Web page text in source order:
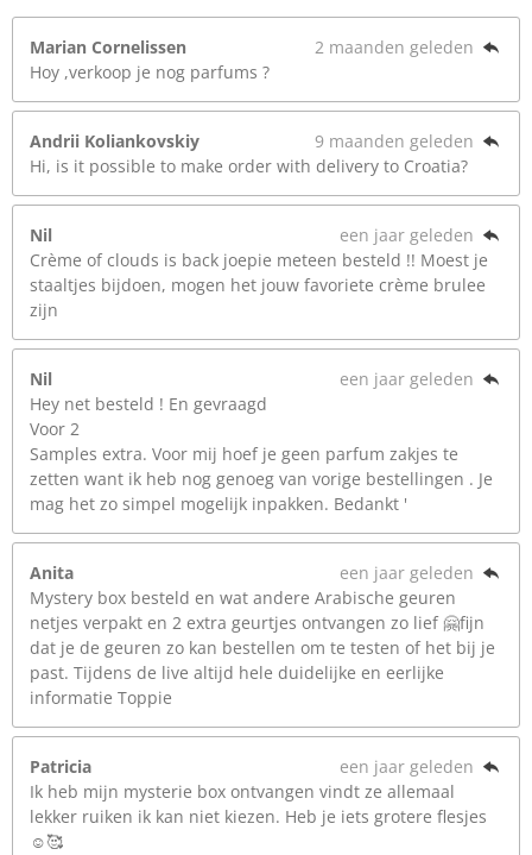
Marian Cornelissen
2 maanden geleden
Hoy ,verkoop je nog parfums ?
Andrii Koliankovskiy
9 maanden geleden
Hi, is it possible to make order with delivery to Croatia?
Nil
een jaar geleden
Crème of clouds is back joepie meteen besteld !! Moest je
staaltjes bijdoen, mogen het jouw favoriete crème brulee
zijn
Nil
een jaar geleden
Hey net besteld ! En gevraagd
Voor 2
Samples extra. Voor mij hoef je geen parfum zakjes te
zetten want ik heb nog genoeg van vorige bestellingen . Je
mag het zo simpel mogelijk inpakken. Bedankt '
Anita
een jaar geleden
Mystery box besteld en wat andere Arabische geuren
netjes verpakt en 2 extra geurtjes ontvangen zo lief 🤗fijn
dat je de geuren zo kan bestellen om te testen of het bij je
past. Tijdens de live altijd hele duidelijke en eerlijke
informatie Toppie
Patricia
een jaar geleden
Ik heb mijn mysterie box ontvangen vindt ze allemaal
lekker ruiken ik kan niet kiezen. Heb je iets grotere flesjes
☺️🥰